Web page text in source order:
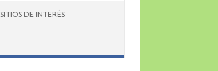
SITIOS DE INTERÉS